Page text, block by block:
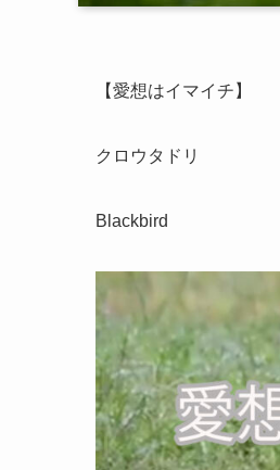
【愛想はイマイチ】
クロウタドリ
Blackbird